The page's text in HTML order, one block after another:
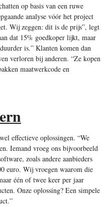
op basis van een ruwe
analyse vóór het project
Wij zeggen: dit is de prijs”, legt
dat 15% goedkoper lijkt, maar
is.” Klanten komen dan
verloren bij anderen. “Ze kopen
maatwerkcode en
effectieve oplossingen. “We
Iemand vroeg ons bijvoorbeeld
zoals andere aanbieders
euro. Wij vroegen waarom die
één of twee keer per jaar
Onze oplossing? Een simpele